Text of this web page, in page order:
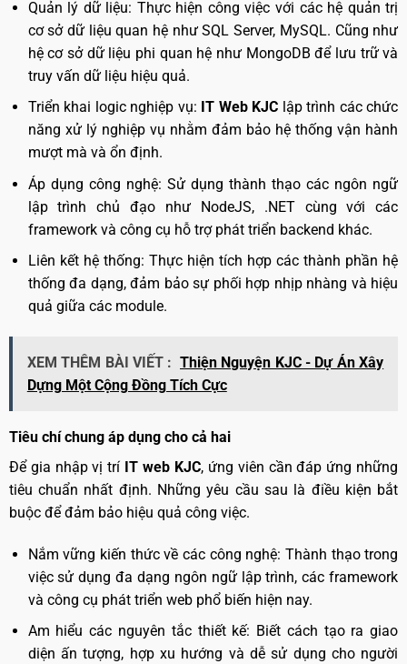
Quản lý dữ liệu: Thực hiện công việc với các hệ quản trị
cơ sở dữ liệu quan hệ như SQL Server, MySQL. Cũng như
hệ cơ sở dữ liệu phi quan hệ như MongoDB để lưu trữ và
truy vấn dữ liệu hiệu quả.
Triển khai logic nghiệp vụ: IT Web KJC lập trình các chức
năng xử lý nghiệp vụ nhằm đảm bảo hệ thống vận hành
mượt mà và ổn định.
Áp dụng công nghệ: Sử dụng thành thạo các ngôn ngữ
lập trình chủ đạo như NodeJS, .NET cùng với các
framework và công cụ hỗ trợ phát triển backend khác.
Liên kết hệ thống: Thực hiện tích hợp các thành phần hệ
thống đa dạng, đảm bảo sự phối hợp nhịp nhàng và hiệu
quả giữa các module.
XEM THÊM BÀI VIẾT : Thiện Nguyện KJC - Dự Án Xây
Dựng Một Cộng Đồng Tích Cực
Tiêu chí chung áp dụng cho cả hai
Để gia nhập vị trí IT web KJC, ứng viên cần đáp ứng những
tiêu chuẩn nhất định. Những yêu cầu sau là điều kiện bắt
buộc để đảm bảo hiệu quả công việc.
Nắm vững kiến thức về các công nghệ: Thành thạo trong
việc sử dụng đa dạng ngôn ngữ lập trình, các framework
và công cụ phát triển web phổ biến hiện nay.
Am hiểu các nguyên tắc thiết kế: Biết cách tạo ra giao
diện ấn tượng, hợp xu hướng và dễ sử dụng cho người